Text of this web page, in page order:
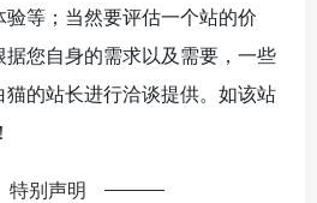
等；当然要评估一个站的价
您自身的需求以及需要，一些
的站长进行洽谈提供。如该站
特别声明